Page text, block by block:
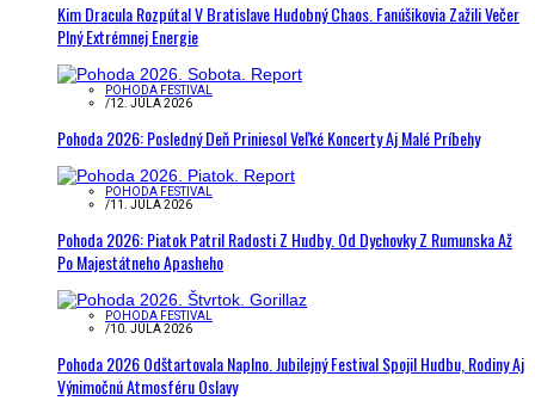
Kim Dracula Rozpútal V Bratislave Hudobný Chaos. Fanúšikovia Zažili Večer
Plný Extrémnej Energie
POHODA FESTIVAL
/12. JÚLA 2026
Pohoda 2026: Posledný Deň Priniesol Veľké Koncerty Aj Malé Príbehy
POHODA FESTIVAL
/11. JÚLA 2026
Pohoda 2026: Piatok Patril Radosti Z Hudby. Od Dychovky Z Rumunska Až
Po Majestátneho Apasheho
POHODA FESTIVAL
/10. JÚLA 2026
Pohoda 2026 Odštartovala Naplno. Jubilejný Festival Spojil Hudbu, Rodiny Aj
Výnimočnú Atmosféru Oslavy